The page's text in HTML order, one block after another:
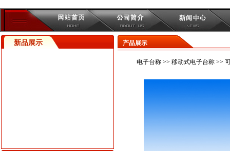
新品展示 产品展示
电子台称>> 移动式电子台称>>